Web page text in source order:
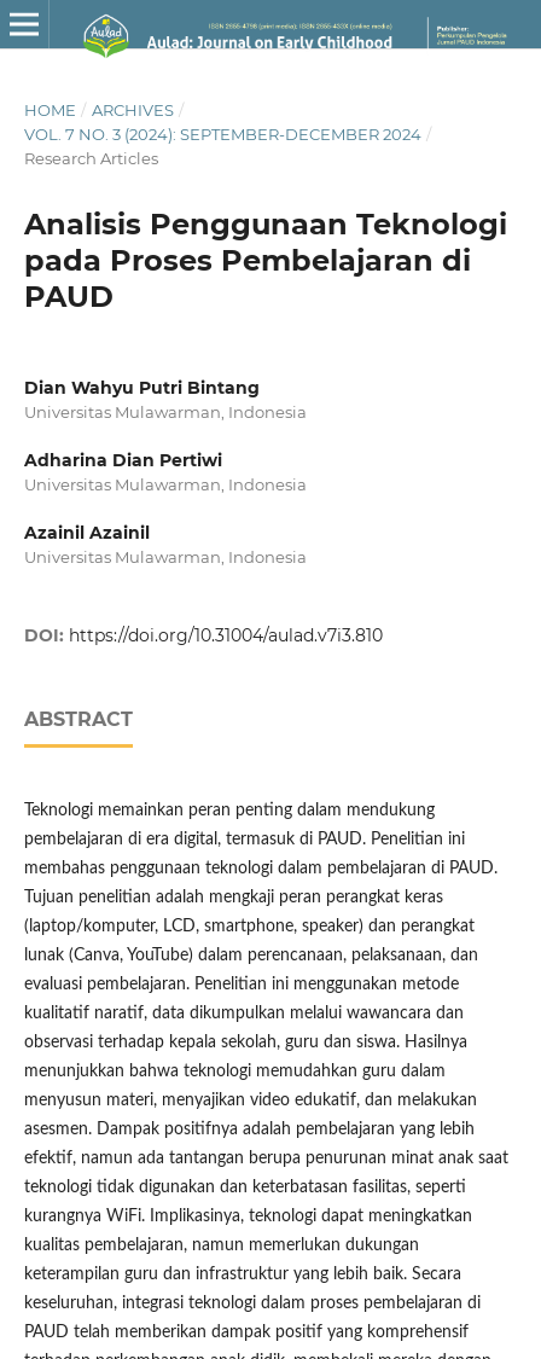
HOME / ARCHIVES /
VOL. 7 NO. 3 (2024): SEPTEMBER-DECEMBER 2024 /
Research Articles
Analisis Penggunaan Teknologi
pada Proses Pembelajaran di
PAUD
Dian Wahyu Putri Bintang
Universitas Mulawarman, Indonesia
Adharina Dian Pertiwi
Universitas Mulawarman, Indonesia
Azainil Azainil
Universitas Mulawarman, Indonesia
DOI: https://doi.org/10.31004/aulad.v7i3.810
ABSTRACT
Teknologi memainkan peran penting dalam mendukung
pembelajaran di era digital, termasuk di PAUD. Penelitian ini
membahas penggunaan teknologi dalam pembelajaran di PAUD.
Tujuan penelitian adalah mengkaji peran perangkat keras
(laptop/komputer, LCD, smartphone, speaker) dan perangkat
lunak (Canva, YouTube) dalam perencanaan, pelaksanaan, dan
evaluasi pembelajaran. Penelitian ini menggunakan metode
kualitatif naratif, data dikumpulkan melalui wawancara dan
observasi terhadap kepala sekolah, guru dan siswa. Hasilnya
menunjukkan bahwa teknologi memudahkan guru dalam
menyusun materi, menyajikan video edukatif, dan melakukan
asesmen. Dampak positifnya adalah pembelajaran yang lebih
efektif, namun ada tantangan berupa penurunan minat anak saat
teknologi tidak digunakan dan keterbatasan fasilitas, seperti
kurangnya WiFi. Implikasinya, teknologi dapat meningkatkan
kualitas pembelajaran, namun memerlukan dukungan
keterampilan guru dan infrastruktur yang lebih baik. Secara
keseluruhan, integrasi teknologi dalam proses pembelajaran di
PAUD telah memberikan dampak positif yang komprehensif